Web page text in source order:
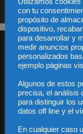
con tu
propósito de
dispositivo,
para desarrollar y
medir anuncios
personalizados
ejemplo páginas
Algunos de estos
precisa, el análisis
para distinguir los
datos off line y el
En cualquier caso